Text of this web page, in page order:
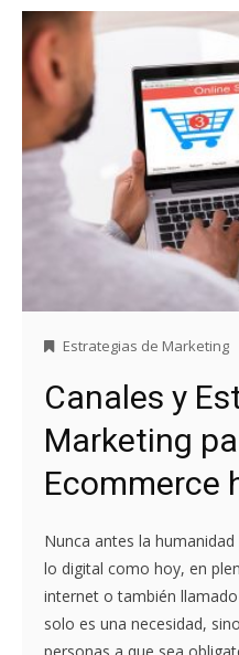
Estrategias de Marketing
Canales y
Marketing
Ecommerce
Nunca antes la
lo digital como hoy, en
internet o también
solo es una necesidad,